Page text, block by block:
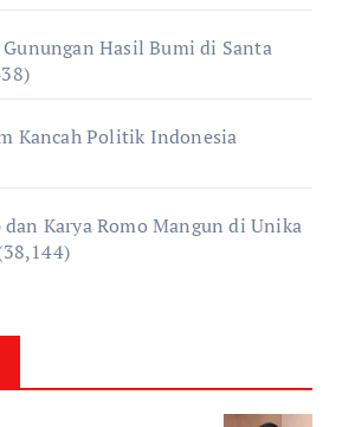
Hasil Bumi di Santa
Kancah Politik Indonesia
Karya Romo Mangun di Unika